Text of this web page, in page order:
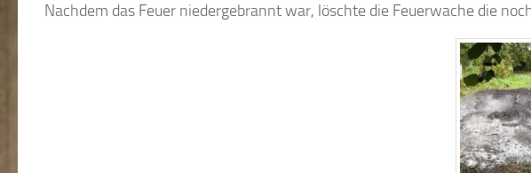
Nachdem das Feuer niedergebrannt war, löschte die Feuerwache die